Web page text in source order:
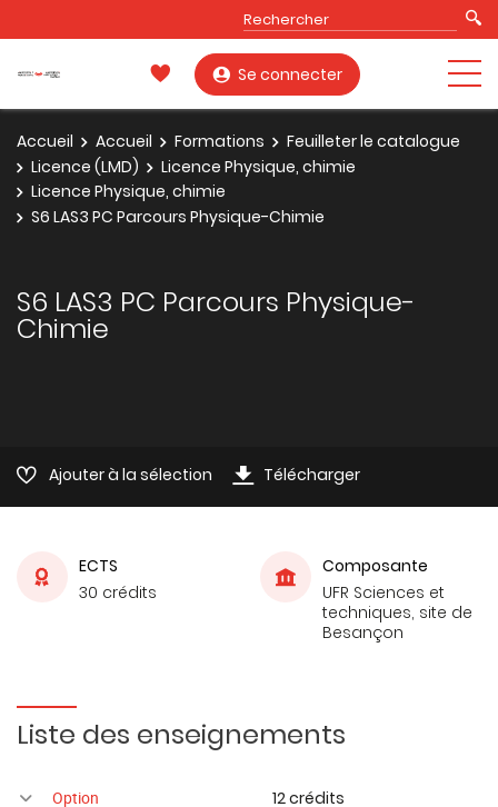
Se connecter
Accueil Accueil Formations
Feuilleter le catalogue
Licence (LMD)
Licence Physique, chimie
Licence Physique, chimie
S6 LAS3 PC Parcours Physique-Chimie
S6 LAS3 PC Parcours Physique-
Chimie
Ajouter à la sélection Télécharger
ECTS
30 crédits
Composante
UFR Sciences et
techniques, site de
Besançon
Liste des enseignements
Option 12 crédits